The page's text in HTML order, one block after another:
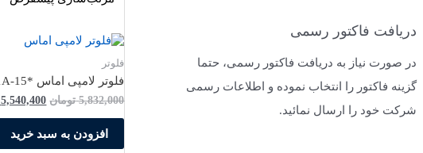
ب
ر
ا
دریافت فاکتور رسمی
در صورت نیاز به دریافت فاکتور رسمی، حتما
گزینه فاکتور را انتخاب نموده و اطلاعات رسمی
شرکت خود را ارسال نمائید.
فلوتر
فلوتر لامپی اماس *SKF1A-15
5,832,000 تومان قیمت
بود.
5,540,400
افزودن به سبد خرید